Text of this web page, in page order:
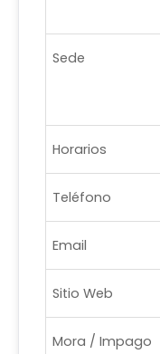
Sede
Horarios
Teléfono
Email
Sitio Web
Mora / Impago